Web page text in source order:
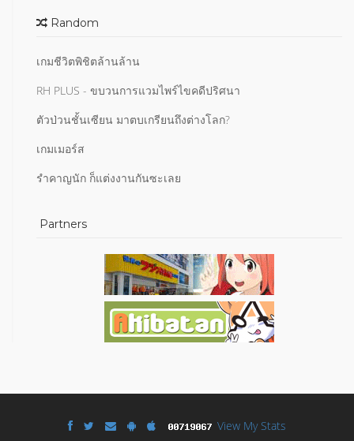
Random
เกมชีวิตพิชิตล้านล้าน
RH PLUS - ขบวนการแวมไพร์ไขคดีปริศนา
ตัวป่วนชั้นเซียน มาตบเกรียนถึงต่างโลก?
เกมเมอร์ส
รำคาญนัก ก็แต่งงานกันซะเลย
Partners
View My Stats